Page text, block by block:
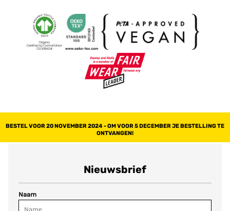
BESTEL VOOR 20 NOVEMBER 2024 - OM VOOR 5 DECEMBER JE BESTELLING TE
ONTVANGEN!
Nieuwsbrief
Naam